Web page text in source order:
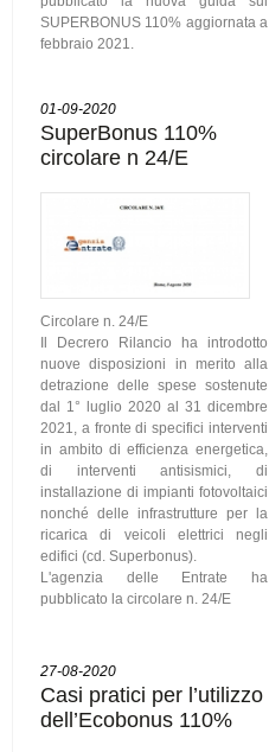
SUPERBONUS 110% aggiornata a
febbraio 2021.
01-09-2020
SuperBonus 110%
circolare n 24/E
Circolare n. 24/E
Il Decrero Rilancio ha introdotto
nuove disposizioni in merito alla
detrazione delle spese sostenute
dal 1° luglio 2020 al 31 dicembre
2021, a fronte di specifici interventi
in ambito di efficienza energetica,
di interventi antisismici, di
installazione di impianti fotovoltaici
nonché delle infrastrutture per la
ricarica di veicoli elettrici negli
edifici (cd. Superbonus).
L'agenzia delle Entrate ha
pubblicato la circolare n. 24/E
27-08-2020
Casi pratici per l’utilizzo
dell’Ecobonus 110%